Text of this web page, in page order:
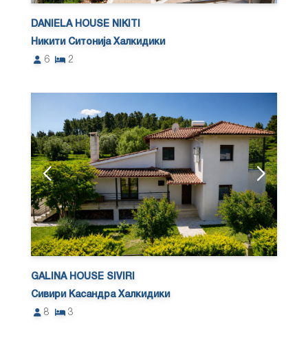
DANIELA HOUSE NIKITI
Никити Ситонија Халкидики
6
2
GALINA HOUSE SIVIRI
Сивири Касандра Халкидики
8
3